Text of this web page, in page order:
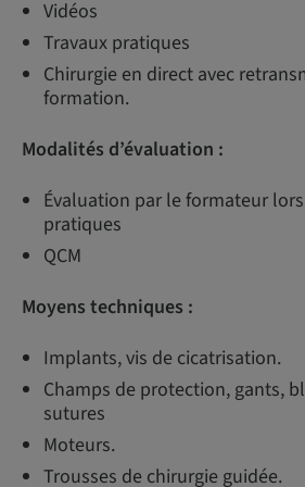
Vidéos
Travaux pratiques
Chirurgie en direct avec
formation.
Modalités d’évaluation :
Évaluation par le formateur
pratiques
QCM
Moyens techniques :
Implants, vis de cicatrisation.
Champs de protection, gants,
sutures
Moteurs.
Trousses de chirurgie guidée.